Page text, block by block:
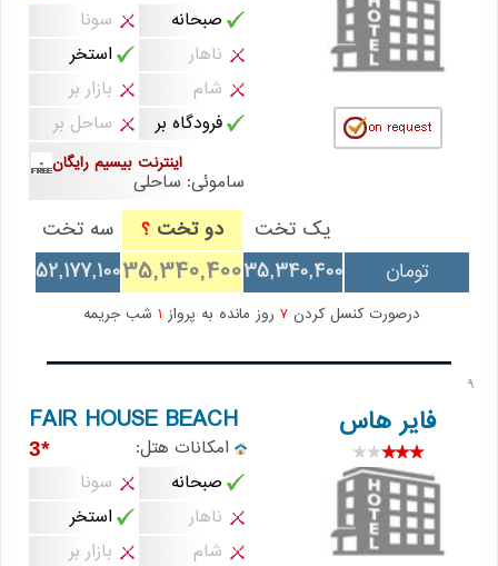
صبحانه
سونا
ناهار
استخر
شام
بازار بر
فرودگاه بر
ساحل بر
اینترنت بیسیم رایگان
ساموئی: ساحلی
یک تخت دو تخت؟
سه تخت
تومان
35,340,400
35,340,400
52,177,100
درصورت کنسل کردن 7 روز مانده به پرواز شب جریمه
9
فایر هاس FAIR HOUSE BEACH
امکانات هتل: *3
صبحانه
سونا
ناهار
استخر
شام
بازار بر